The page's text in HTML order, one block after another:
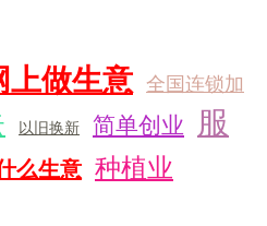
上做生意 全国连锁加
以旧换新 简单创业
服
么生意 种植业